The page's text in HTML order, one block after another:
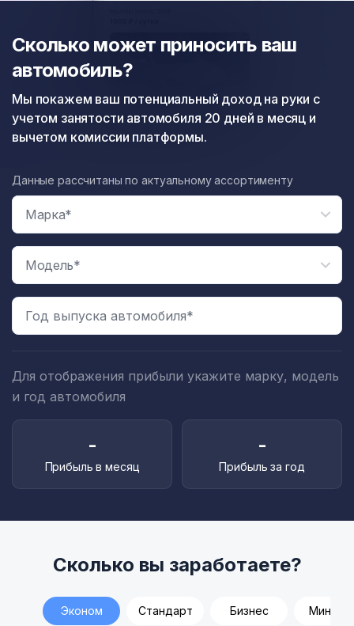
Сколько может приносить ваш
автомобиль?
Мы покажем ваш потенциальный доход на руки с
учетом занятости автомобиля 20 дней в месяц и
вычетом комиссии платформы.
Год выпуска автомобиля*
Данные рассчитаны по актуальному ассортименту
Для отображения прибыли укажите марку, модель
и год автомобиля
-
Прибыль в месяц
-
Прибыль за год
Сколько вы заработаете?
Эконом Стандарт Бизнес